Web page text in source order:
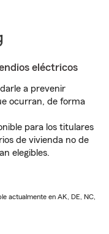
eléctricos
a prevenir
ocurran, de forma
para los titulares
de vivienda no de
elegibles.
actualmente en AK, DE, NC,